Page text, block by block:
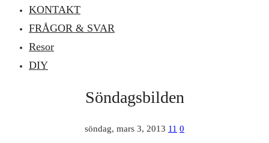
KONTAKT
FRÅGOR & SVAR
Resor
DIY
Söndagsbilden
söndag, mars 3, 2013 11 0